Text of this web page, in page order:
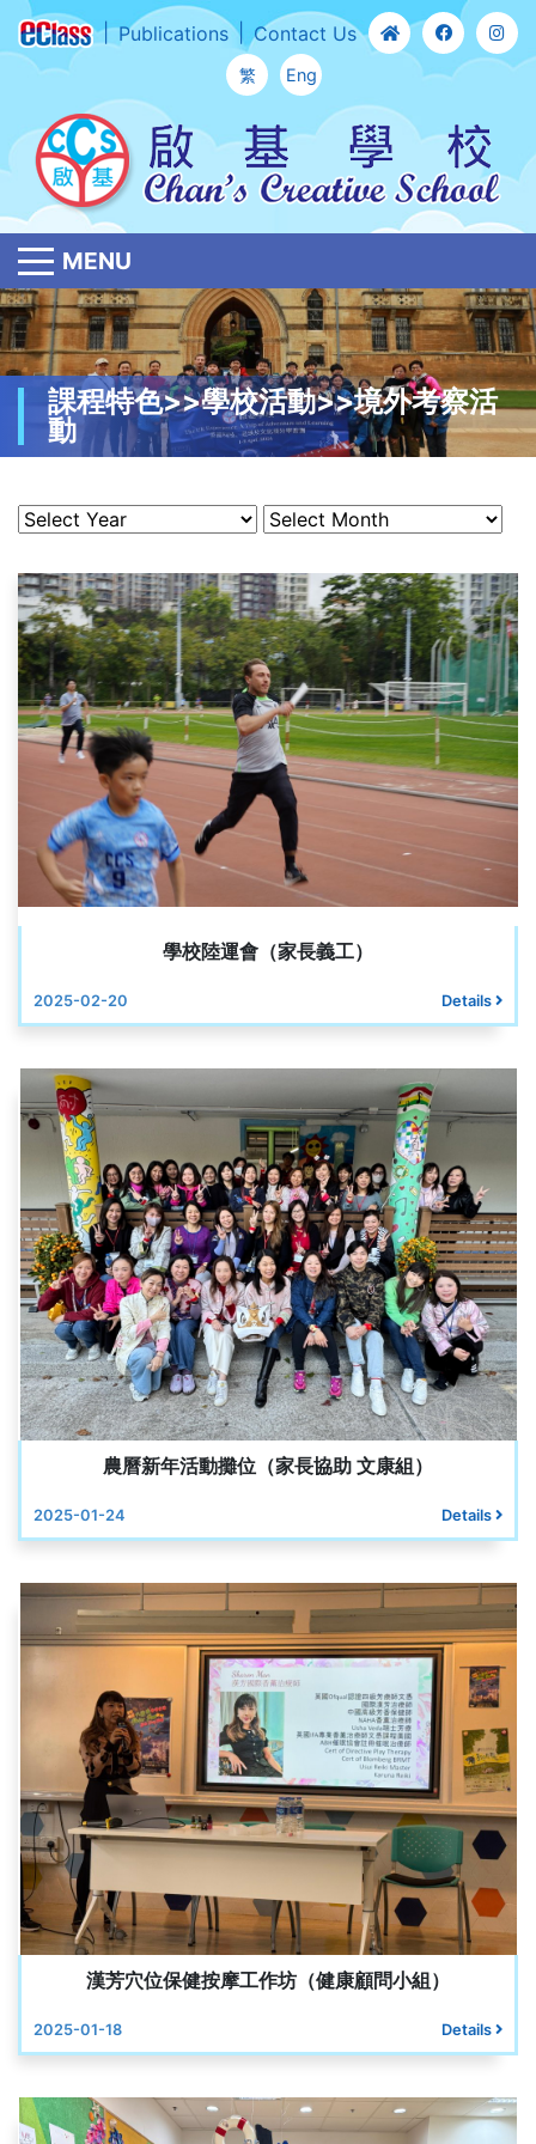
Publications Contact Us
繁 Eng
MENU
課程特色>>學校活動>>境外考察活
動
學校陸運會（家長義工）
2025-02-20 Details
農曆新年活動攤位（家長協助 文康組）
2025-01-24 Details
漢芳穴位保健按摩工作坊（健康顧問小組）
2025-01-18 Details